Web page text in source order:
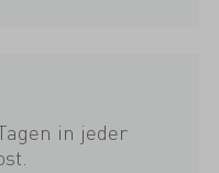
in jeder